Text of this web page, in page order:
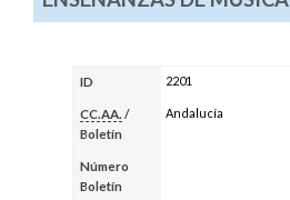
ID 2201
CC.AA. /
Boletín
Andalucía
Número
Boletín